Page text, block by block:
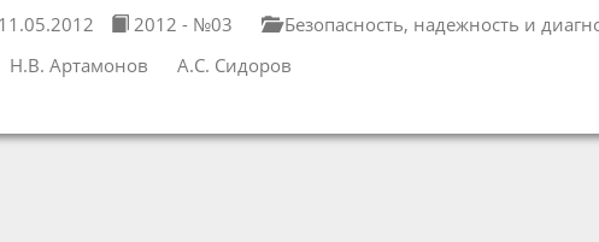
2012 - №03
Безопасность, надежность и
Н.В. Артамонов
А.С. Сидоров